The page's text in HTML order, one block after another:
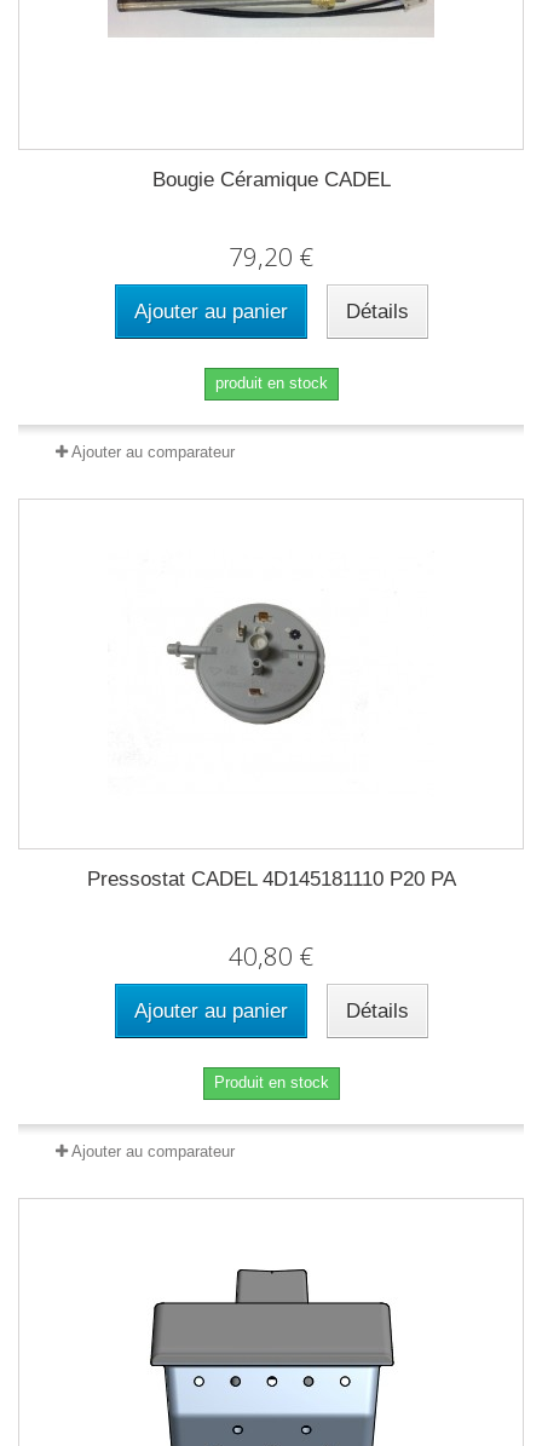
Bougie Céramique CADEL
79,20 €
Ajouter au panier Détails
produit en stock
Ajouter au comparateur
Pressostat CADEL 4D145181110 P20 PA
40,80 €
Ajouter au panier Détails
Produit en stock
Ajouter au comparateur